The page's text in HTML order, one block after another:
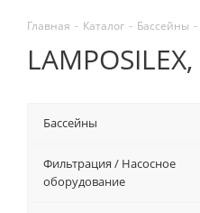
Главная - Каталог - Бассейны -
Бассейны
Фильтрация / Насосное
оборудование